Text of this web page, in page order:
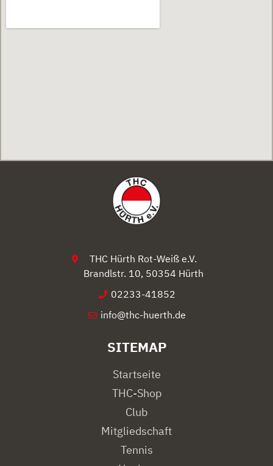
THC Hürth Rot-Weiß e.V.
Brandlstr. 10, 50354 Hürth
02233-41852
info@thc-huerth.de
SITEMAP
Startseite
THC-Shop
Club
Mitgliedschaft
Tennis